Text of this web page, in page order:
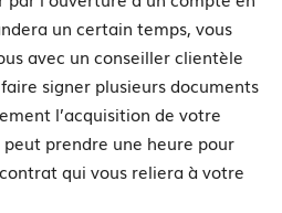
un certain temps, vous
avec un conseiller clientèle
signer plusieurs documents
l’acquisition de votre
prendre une heure pour
qui vous reliera à votre